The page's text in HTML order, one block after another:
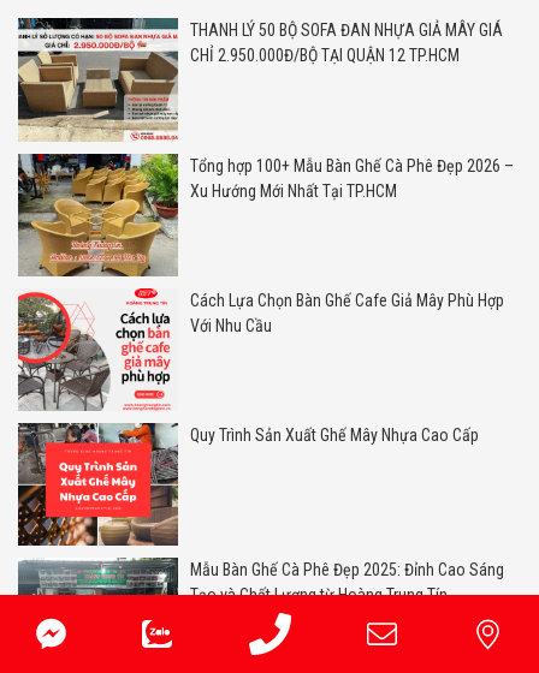
THANH LÝ 50 BỘ SOFA ĐAN NHỰA GIẢ MÂY GIÁ
CHỈ 2.950.000Đ/BỘ TẠI QUẬN 12 TP.HCM
Tổng hợp 100+ Mẫu Bàn Ghế Cà Phê Đẹp 2026 –
Xu Hướng Mới Nhất Tại TP.HCM
Cách Lựa Chọn Bàn Ghế Cafe Giả Mây Phù Hợp
Với Nhu Cầu
Quy Trình Sản Xuất Ghế Mây Nhựa Cao Cấp
Mẫu Bàn Ghế Cà Phê Đẹp 2025: Đỉnh Cao Sáng
Tạo và Chất Lượng từ Hoàng Trung Tín